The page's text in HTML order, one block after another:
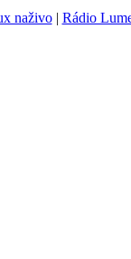
naživo| Rádio